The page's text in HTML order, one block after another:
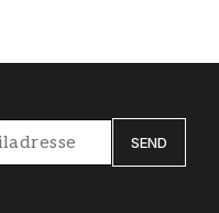
SEND